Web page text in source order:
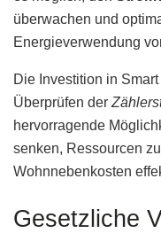
überwachen und
Energieverwendung
Die Investition in
Überprüfen der
hervorragende
senken, Ressourcen
Wohnnebenkosten
Gesetzliche